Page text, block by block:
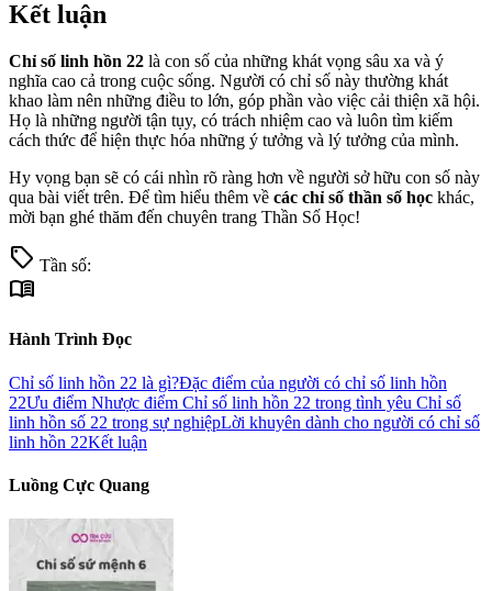
Kết luận
Chỉ số linh hồn 22 là con số của những khát vọng sâu xa và ý
nghĩa cao cả trong cuộc sống. Người có chỉ số này thường khát
khao làm nên những điều to lớn, góp phần vào việc cải thiện xã hội.
Họ là những người tận tụy, có trách nhiệm cao và luôn tìm kiếm
cách thức để hiện thực hóa những ý tưởng và lý tưởng của mình.
Hy vọng bạn sẽ có cái nhìn rõ ràng hơn về người sở hữu con số này
qua bài viết trên. Để tìm hiểu thêm về các chỉ số thần số học khác,
mời bạn ghé thăm đến chuyên trang Thần Số Học!
sell Tần số:
menu_book
Hành Trình Đọc
Chỉ số linh hồn 22 là gì?Đặc điểm của người có chỉ số linh hồn
22Ưu điểm Nhược điểm Chỉ số linh hồn 22 trong tình yêu Chỉ số
linh hồn số 22 trong sự nghiệpLời khuyên dành cho người có chỉ số
linh hồn 22Kết luận
Luồng Cực Quang